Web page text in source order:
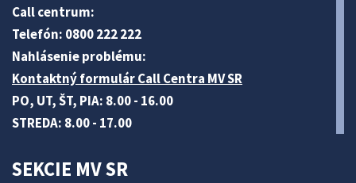
Call centrum:
Telefón: 0800 222 222
Nahlásenie problému:
Kontaktný formulár Call Centra MV SR
PO, UT, ŠT, PIA: 8.00 - 16.00
STREDA: 8.00 - 17.00
SEKCIE MV SR